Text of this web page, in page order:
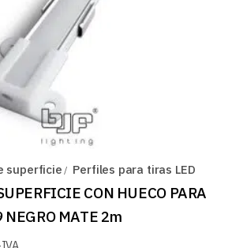
superficie Perfiles para tiras LED
CON HUECO PARA
NEGRO MATE 2m